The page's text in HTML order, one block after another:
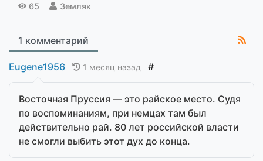
65
Земляк
1 комментарий
Eugene1956 1 месяц назад #
Восточная Пруссия — это райское место. Судя
по воспоминаниям, при немцах там был
действительно рай. 80 лет российской власти
не смогли выбить этот дух до конца.